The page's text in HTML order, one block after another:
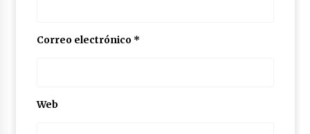
Correo electrónico *
Web